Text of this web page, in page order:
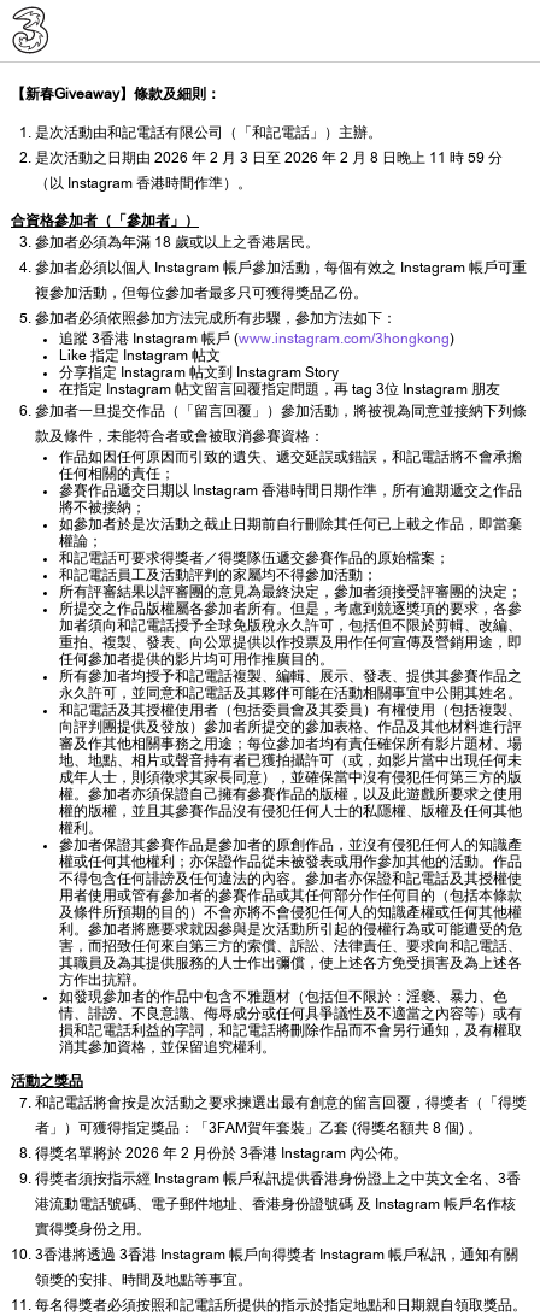
【新春Giveaway】條款及細則：
是次活動由和記電話有限公司（「和記電話」）主辦。
是次活動之日期由 2026 年 2 月 3 日至 2026 年 2 月 8 日晚上 11 時 59 分
（以 Instagram 香港時間作準）。
合資格參加者（「參加者」）
參加者必須為年滿 18 歲或以上之香港居民。
參加者必須以個人 Instagram 帳戶參加活動，每個有效之 Instagram 帳戶可重
複參加活動，但每位參加者最多只可獲得獎品乙份。
參加者必須依照參加方法完成所有步驟，參加方法如下：
追蹤 3香港 Instagram 帳戶 (www.instagram.com/3hongkong)
Like 指定 Instagram 帖文
分享指定 Instagram 帖文到 Instagram Story
在指定 Instagram 帖文留言回覆指定問題，再 tag 3位 Instagram 朋友
參加者一旦提交作品（「留言回覆」）參加活動，將被視為同意並接納下列條
款及條件，未能符合者或會被取消參賽資格：
作品如因任何原因而引致的遺失、遞交延誤或錯誤，和記電話將不會承擔
任何相關的責任；
參賽作品遞交日期以 Instagram 香港時間日期作準，所有逾期遞交之作品
將不被接納；
如參加者於是次活動之截止日期前自行刪除其任何已上載之作品，即當棄
權論；
和記電話可要求得獎者／得獎隊伍遞交參賽作品的原始檔案；
和記電話員工及活動評判的家屬均不得參加活動；
所有評審結果以評審團的意見為最終決定，參加者須接受評審團的決定；
所提交之作品版權屬各參加者所有。但是，考慮到競逐獎項的要求，各參
加者須向和記電話授予全球免版稅永久許可，包括但不限於剪輯、改編、
重拍、複製、發表、向公眾提供以作投票及用作任何宣傳及營銷用途，即
任何參加者提供的影片均可用作推廣目的。
所有參加者均授予和記電話複製、編輯、展示、發表、提供其參賽作品之
永久許可，並同意和記電話及其夥伴可能在活動相關事宜中公開其姓名。
和記電話及其授權使用者（包括委員會及其委員）有權使用（包括複製、
向評判團提供及發放）參加者所提交的參加表格、作品及其他材料進行評
審及作其他相關事務之用途；每位參加者均有責任確保所有影片題材、場
地、地點、相片或聲音持有者已獲拍攝許可（或，如影片當中出現任何未
成年人士，則須徵求其家長同意），並確保當中沒有侵犯任何第三方的版
權。參加者亦須保證自己擁有參賽作品的版權，以及此遊戲所要求之使用
權的版權，並且其參賽作品沒有侵犯任何人士的私隱權、版權及任何其他
權利。
參加者保證其參賽作品是參加者的原創作品，並沒有侵犯任何人的知識產
權或任何其他權利；亦保證作品從未被發表或用作參加其他的活動。作品
不得包含任何誹謗及任何違法的內容。參加者亦保證和記電話及其授權使
用者使用或管有參加者的參賽作品或其任何部分作任何目的（包括本條款
及條件所預期的目的）不會亦將不會侵犯任何人的知識產權或任何其他權
利。參加者將應要求就因參與是次活動所引起的侵權行為或可能遭受的危
害，而招致任何來自第三方的索償、訴訟、法律責任、要求向和記電話、
其職員及為其提供服務的人士作出彌償，使上述各方免受損害及為上述各
方作出抗辯。
如發現參加者的作品中包含不雅題材（包括但不限於：淫褻、暴力、色
情、誹謗、不良意識、侮辱成分或任何具爭議性及不適當之內容等）或有
損和記電話利益的字詞，和記電話將刪除作品而不會另行通知，及有權取
消其參加資格，並保留追究權利。
活動之獎品
和記電話將會按是次活動之要求揀選出最有創意的留言回覆，得獎者（「得獎
者」）可獲得指定獎品：「3FAM賀年套裝」乙套 (得獎名額共 8 個) 。
得獎名單將於 2026 年 2 月份於 3香港 Instagram 內公佈。
得獎者須按指示經 Instagram 帳戶私訊提供香港身份證上之中英文全名、3香
港流動電話號碼、電子郵件地址、香港身份證號碼 及 Instagram 帳戶名作核
實得獎身份之用。
3香港將透過 3香港 Instagram 帳戶向得獎者 Instagram 帳戶私訊，通知有關
領獎的安排、時間及地點等事宜。
每名得獎者必須按照和記電話所提供的指示於指定地點和日期親自領取獎品。